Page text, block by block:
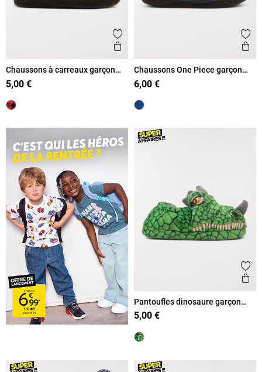
Ajouter aux favoris
Aperçu rapide
Chaussons à carreaux garçon
(32-39)
5,00 €
Chaussons One Piece garçon
(31-35)
6,00 €
Pantoufles dinosaure garçon
(30-35)
5,00 €